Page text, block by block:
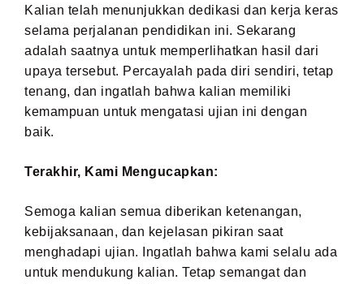
Kalian telah menunjukkan dedikasi dan kerja keras
selama perjalanan pendidikan ini. Sekarang
adalah saatnya untuk memperlihatkan hasil dari
upaya tersebut. Percayalah pada diri sendiri, tetap
tenang, dan ingatlah bahwa kalian memiliki
kemampuan untuk mengatasi ujian ini dengan
baik.
Terakhir, Kami Mengucapkan:
Semoga kalian semua diberikan ketenangan,
kebijaksanaan, dan kejelasan pikiran saat
menghadapi ujian. Ingatlah bahwa kami selalu ada
untuk mendukung kalian. Tetap semangat dan